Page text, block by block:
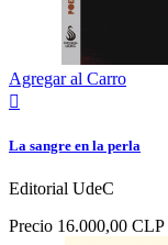
Agregar al Carro

La sangre en la perla
Editorial UdeC
Precio 16.000,00 CLP